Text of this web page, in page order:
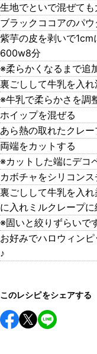
生地でといで混ぜても
ブラックココアのパウ
紫芋の皮を剥いで
600w8分
※柔らかくなるまで追
裏ごしして牛乳を入れ
※牛乳で柔らかさを調
ホイップを混ぜる
あら熱の取れたクレ
両端をカットする
※カットした端にデコ
カボチャをシリコン
裏ごしして牛乳を入
に入れミルクレープ
※固いと絞りずらいで
お好みでハロウィン
♪
このレシピをシェアする